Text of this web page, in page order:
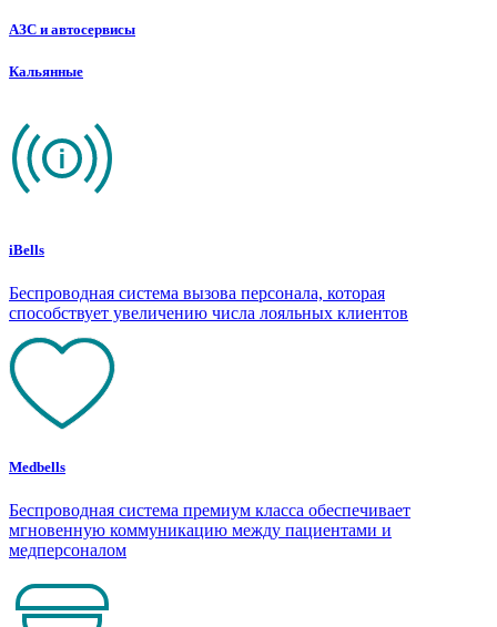
АЗС и автосервисы
Кальянные
iBells
Беспроводная система вызова персонала, которая
способствует увеличению числа лояльных клиентов
Medbells
Беспроводная система премиум класса обеспечивает
мгновенную коммуникацию между пациентами и
медперсоналом